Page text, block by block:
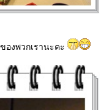
งพวกเรานะคะ